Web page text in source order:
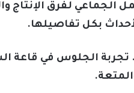
الجماعي لفرق الإنتاج
بكل تفاصيلها.
تجربة الجلوس في قاعة